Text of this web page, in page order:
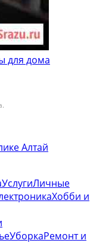
для дома
Алтай
УслугиЛичные
Хобби и
УборкаРемонт и